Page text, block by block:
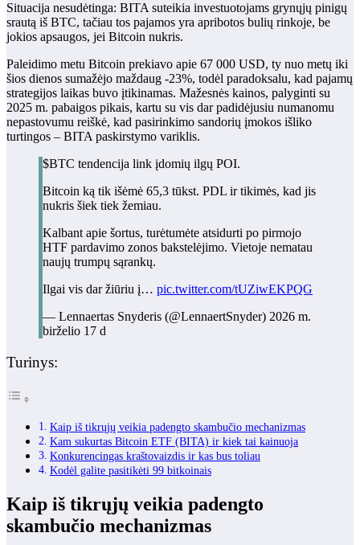
Situacija nesudėtinga: BITA suteikia investuotojams grynųjų pinigų
srautą iš BTC, tačiau tos pajamos yra apribotos bulių rinkoje, be
jokios apsaugos, jei Bitcoin nukris.
Paleidimo metu Bitcoin prekiavo apie 67 000 USD, ty nuo metų iki
šios dienos sumažėjo maždaug -23%, todėl paradoksalu, kad pajamų
strategijos laikas buvo įtikinamas. Mažesnės kainos, palyginti su
2025 m. pabaigos pikais, kartu su vis dar padidėjusiu numanomu
nepastovumu reiškė, kad pasirinkimo sandorių įmokos išliko
turtingos – BITA paskirstymo variklis.
$BTC tendencija link įdomių ilgų POI.
Bitcoin ką tik išėmė 65,3 tūkst. PDL ir tikimės, kad jis
nukris šiek tiek žemiau.
Kalbant apie šortus, turėtumėte atsidurti po pirmojo
HTF pardavimo zonos bakstelėjimo. Vietoje nematau
naujų trumpų sąrankų.
Ilgai vis dar žiūriu į… pic.twitter.com/tUZiwEKPQG
— Lennaertas Snyderis (@LennaertSnyder) 2026 m.
birželio 17 d
Turinys:
Kaip iš tikrųjų veikia padengto skambučio mechanizmas
Kam sukurtas Bitcoin ETF (BITA) ir kiek tai kainuoja
Konkurencingas kraštovaizdis ir kas bus toliau
Kodėl galite pasitikėti 99 bitkoinais
Kaip iš tikrųjų veikia padengto
skambučio mechanizmas